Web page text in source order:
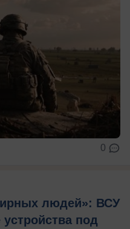
0
людей»: ВСУ
под